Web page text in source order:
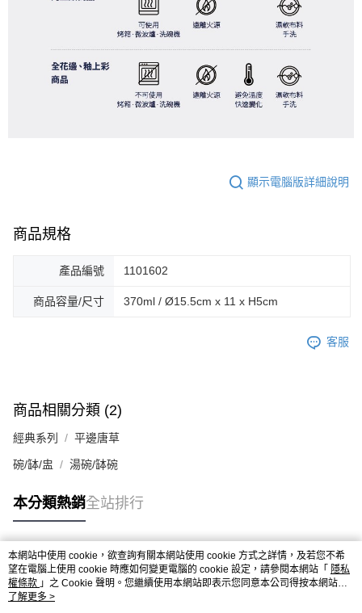
顯示電腦版詳細說明
商品規格
產品編號 1101602
商品容量/尺寸 370ml / Ø15.5cm x 11 x H5cm
客服
商品相關分類 (2)
經典系列 平邊唐草
碗/缽/盅 湯碗/缽碗
本分類熱銷全站排行
熱門標籤
本網站中使用 cookie，欲查詢有關本網站使用 cookie 方式之詳情，及若您不希
望在電腦上使用 cookie 時應如何變更電腦的 cookie 設定，請參閱本網站「 隱私
權條款 」之 Cookie 聲明。您繼續使用本網站即表示您同意本公司得按本網站使
用條款之 Cookie 聲明使用 cookie。
了解更多 >